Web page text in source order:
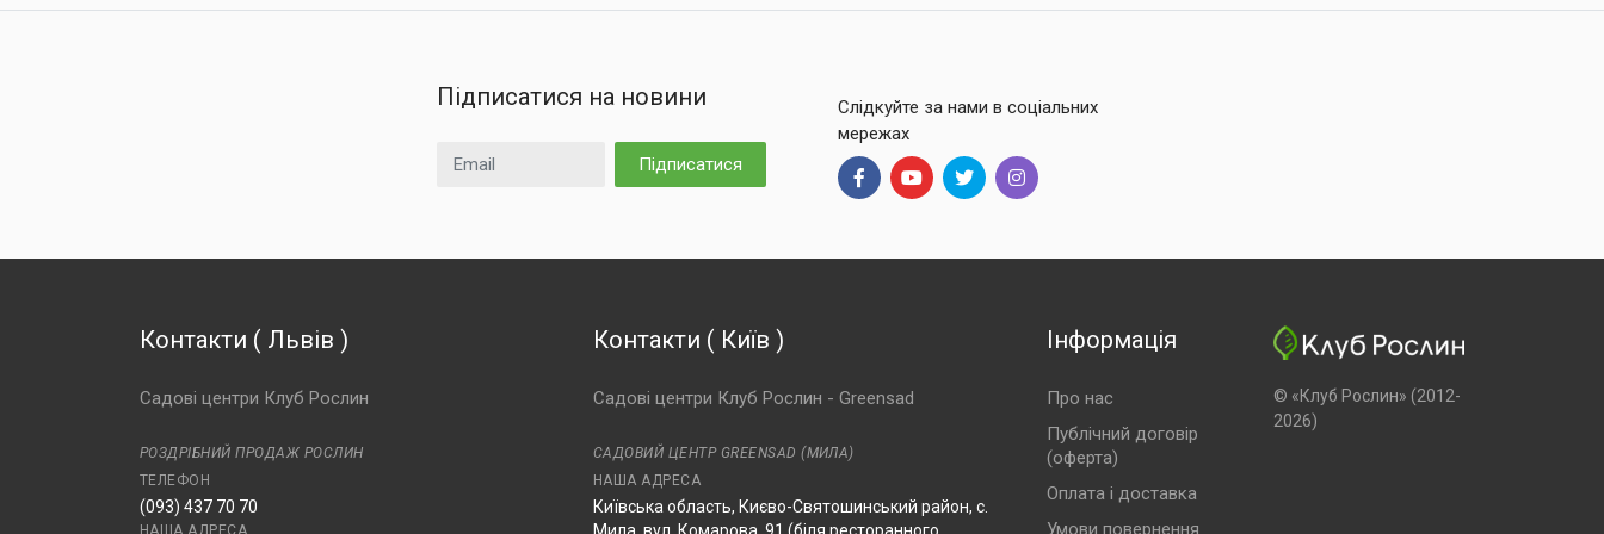
Підписатися на новини
Email Підписатися
Слідкуйте за нами в соціальних
мережах
Контакти ( Львів )
Садові центри Клуб Рослин
РОЗДРІБНИЙ ПРОДАЖ РОСЛИН
ТЕЛЕФОН
(093) 437 70 70
НАША АДРЕСА
Контакти ( Київ )
Садові центри Клуб Рослин - Greensad
САДОВИЙ ЦЕНТР GREENSAD (МИЛА)
НАША АДРЕСА
Київська область, Києво-Святошинський район, с.
Інформація
Про нас
Публічний договір
(оферта)
Оплата і доставка
Умови повернення
© «Клуб Рослин» (2012-
2026)